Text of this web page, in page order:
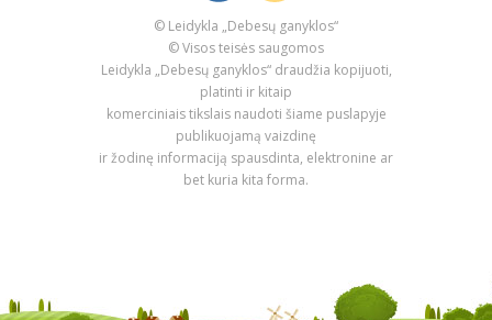
© Leidykla „Debesų ganyklos“
© Visos teisės saugomos
Leidykla „Debesų ganyklos“ draudžia kopijuoti,
platinti ir kitaip
komerciniais tikslais naudoti šiame puslapyje
publikuojamą vaizdinę
ir žodinę informaciją spausdinta, elektronine ar
bet kuria kita forma.